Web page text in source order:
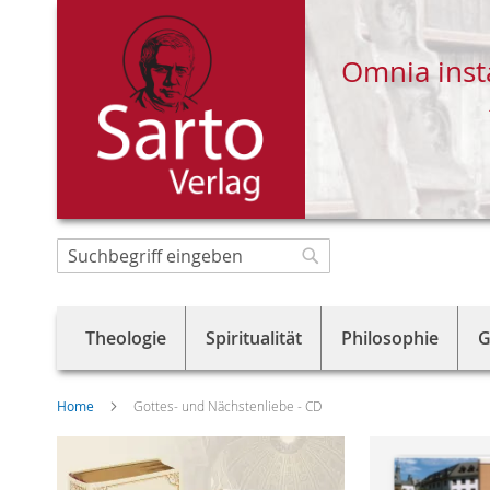
Direkt
zum
Omnia
Suche
Theologie Spiritualität Philosophie
Home Gottes- und Nächstenliebe - CD
Skip